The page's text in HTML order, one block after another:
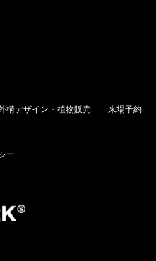
構デザイン・植物販売 来場予約
ー